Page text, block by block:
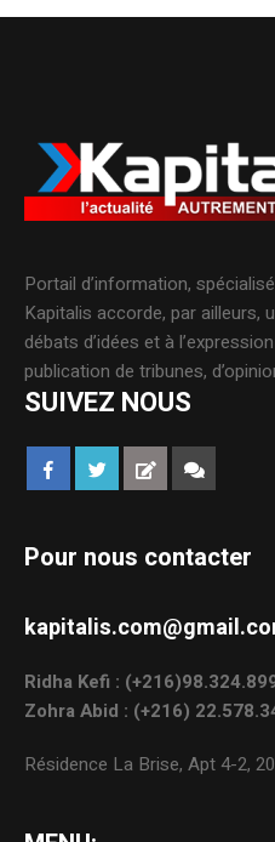
Portail d’information,
Kapitalis accorde, par ailleurs,
débats d’idées et à
publication de tribunes,
SUIVEZ NOUS
Pour nous contacter
Ridha Kefi :
Zohra Abid : (+216)
Résidence La Brise, Apt 4-2,